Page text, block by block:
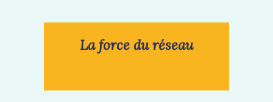
La force du réseau